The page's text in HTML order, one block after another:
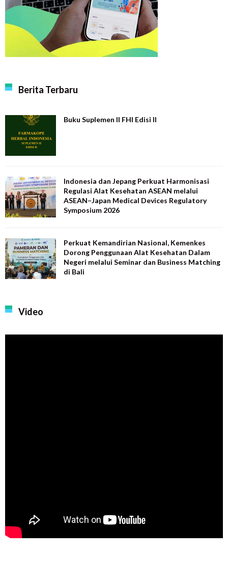
Berita Terbaru
Buku Suplemen II FHI Edisi II
Indonesia dan Jepang Perkuat Harmonisasi
Regulasi Alat Kesehatan ASEAN melalui
ASEAN–Japan Medical Devices Regulatory
Symposium 2026
Perkuat Kemandirian Nasional, Kemenkes
Dorong Penggunaan Alat Kesehatan Dalam
Negeri melalui Seminar dan Business Matching
di Bali
Video